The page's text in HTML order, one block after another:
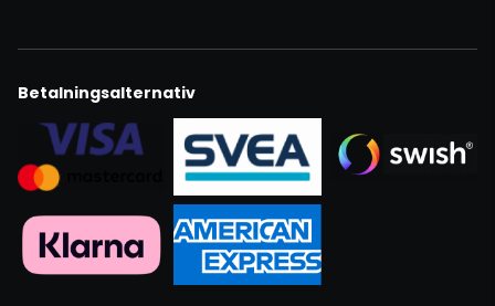
Betalningsalternativ